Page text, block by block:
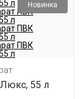
Новинка
55 л